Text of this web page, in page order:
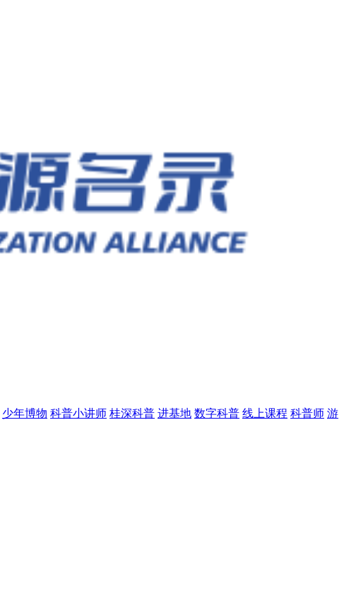
少年博物 科普小讲师 桂深科普 进基地 数字科普 线上课程 科普师 游